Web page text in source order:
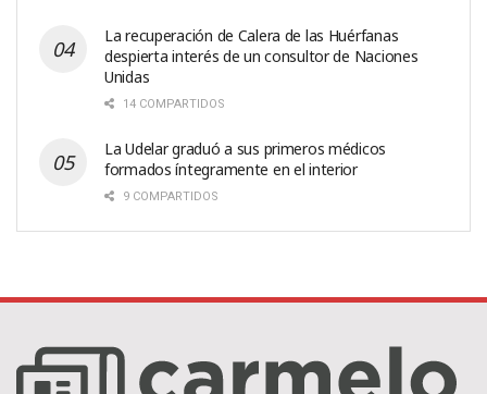
La recuperación de Calera de las Huérfanas
despierta interés de un consultor de Naciones
Unidas
14 COMPARTIDOS
La Udelar graduó a sus primeros médicos
formados íntegramente en el interior
9 COMPARTIDOS